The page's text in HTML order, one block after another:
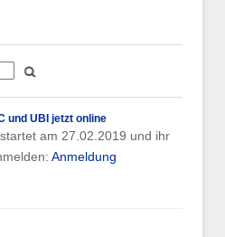
und UBI jetzt online
am 27.02.2019 und ihr
Anmeldung